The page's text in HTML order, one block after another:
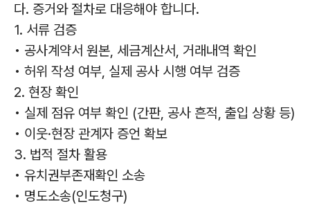
다. 증거와 절차로 대응해야 합니다.
1. 서류 검증
• 공사계약서 원본, 세금계산서, 거래내역 확인
• 허위 작성 여부, 실제 공사 시행 여부 검증
2. 현장 확인
• 실제 점유 여부 확인 (간판, 공사 흔적, 출입 상황 등)
• 이웃·현장 관계자 증언 확보
3. 법적 절차 활용
• 유치권부존재확인 소송
• 명도소송(인도청구)